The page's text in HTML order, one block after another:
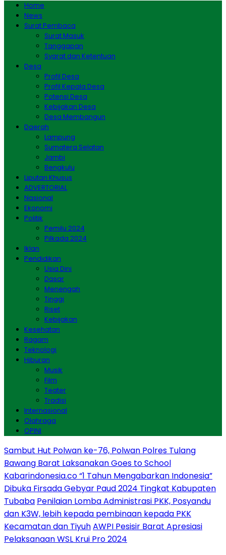
Home
News
Surat Pembaca
Surat Masuk
Tanggapan
Syarat dan Ketentuan
Desa
Profil Desa
Profil Kepala Desa
Potensi Desa
Kebijakan Desa
Desa Membangun
Daerah
Lampung
Sumatera Selatan
Jambi
Bengkulu
Liputan Khusus
ADVERTORIAL
Nasional
Ekonomi
Politik
Pemilu 2024
Pilkada 2024
Iklan
Pendidikan
Usia Dini
Dasar
Menengah
Tinggi
Riset
Kebijakan
Kesehatan
Ragam
Teknologi
Hiburan
Musik
Film
Teater
Tradisi
Internasional
Olahraga
OPINI
Sambut Hut Polwan ke-76, Polwan Polres Tulang
Bawang Barat Laksanakan Goes to School
Kabarindonesia.co “1 Tahun Mengabarkan Indonesia”
Dibuka Firsada Gebyar Paud 2024 Tingkat Kabupaten
Tubaba Penilaian Lomba Administrasi PKK, Posyandu
dan K3W, lebih kepada pembinaan kepada PKK
Kecamatan dan TiyuhAWPI Pesisir Barat Apresiasi
Pelaksanaan WSL Krui Pro 2024